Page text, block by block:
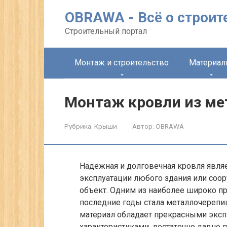
OBRAWA - Всё о
Строительный портал
Монтаж и строительство
Монтаж кровли из
Рубрика: Крыши Автор: OBRAWA
Надежная и долговечная кровля
эксплуатации любого здания или
объект. Одним из наиболее широко
последние годы стала
материал обладает прекрасными